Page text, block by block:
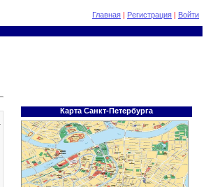
Главная | Регистрация | Войти
Карта Санкт-Петербурга